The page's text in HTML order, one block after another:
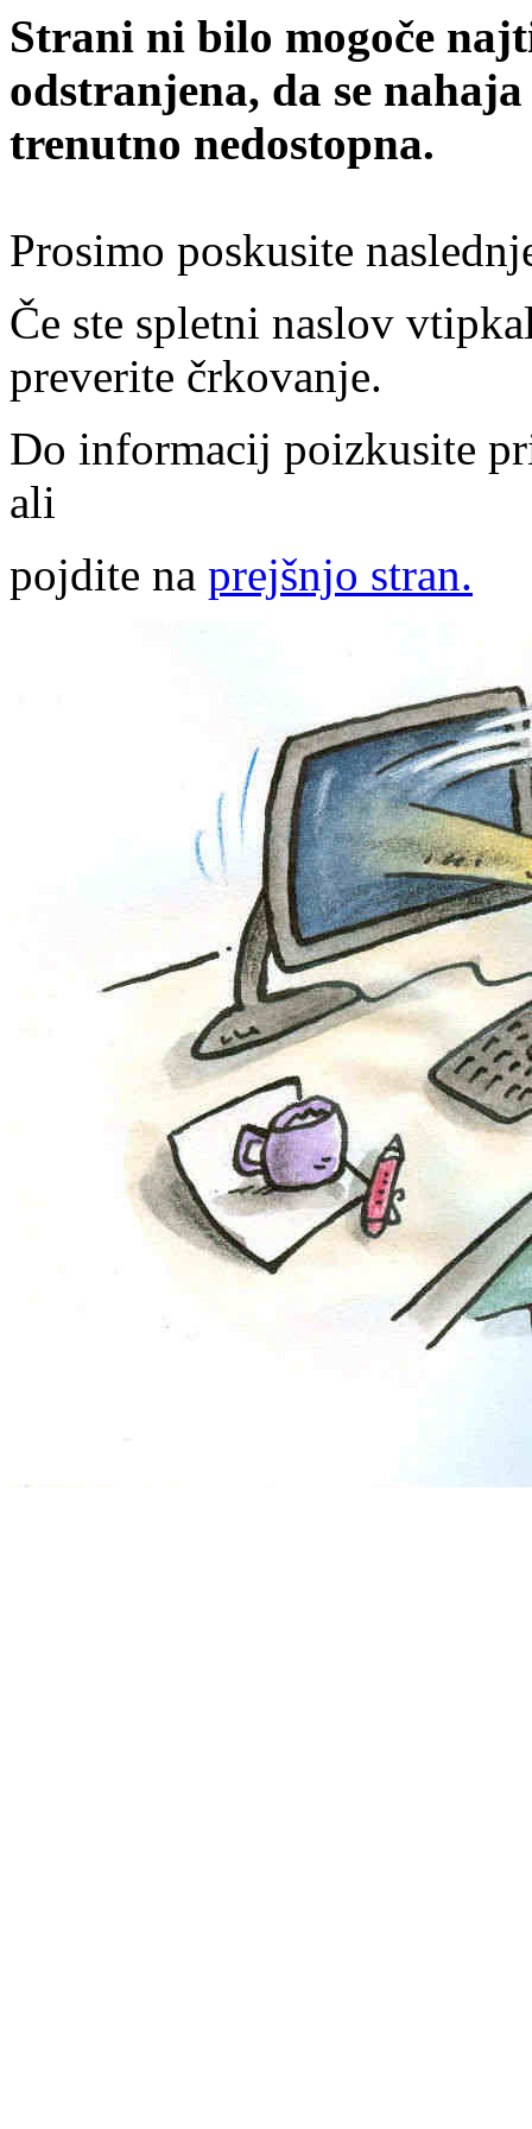
Strani ni bilo mogoče
odstranjena, da se
trenutno nedostopna.
Prosimo poskusite
Če ste spletni naslov
preverite črkovanje.
Do informacij poizkusite
ali
pojdite na prejšnjo stran.